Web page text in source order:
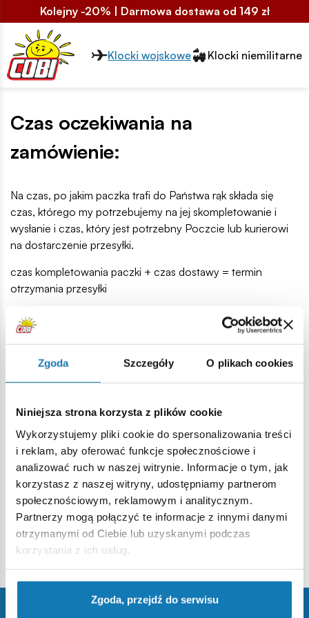
Zgoda Szczegóły O plikach cookies
Niniejsza strona korzysta z plików cookie
Wykorzystujemy pliki cookie do spersonalizowania treści
i reklam, aby oferować funkcje społecznościowe i
analizować ruch w naszej witrynie. Informacje o tym, jak
korzystasz z naszej witryny, udostępniamy partnerom
społecznościowym, reklamowym i analitycznym.
Partnerzy mogą połączyć te informacje z innymi danymi
otrzymanymi od Ciebie lub uzyskanymi podczas
korzystania z ich usług.
Zgoda, przejdź do serwisu
Kolejny -20% | Darmowa dostawa od 149 zł
Przełącznik segmentów2
Klocki wojskowe Klocki niemilitarne
Czas oczekiwania na
zamówienie:
Na czas, po jakim paczka trafi do Państwa rąk składa się
czas, którego my potrzebujemy na jej skompletowanie i
wysłanie i czas, który jest potrzebny Poczcie lub kurierowi
na dostarczenie przesyłki.
czas kompletowania paczki + czas dostawy = termin
otrzymania przesyłki
Towary w naszym sklepie różnią się od siebie pod
względem tego, jak szybko jesteśmy w stanie przygotować
je do wysłania - większość wysyłamy w ciągu 24 godzin
(liczą się dni robocze), w niektórych przypadkach
potrzebujemy na to więcej czasu.
Czy odpowiedź była pomocna?
Asystent pomocy
Powrót